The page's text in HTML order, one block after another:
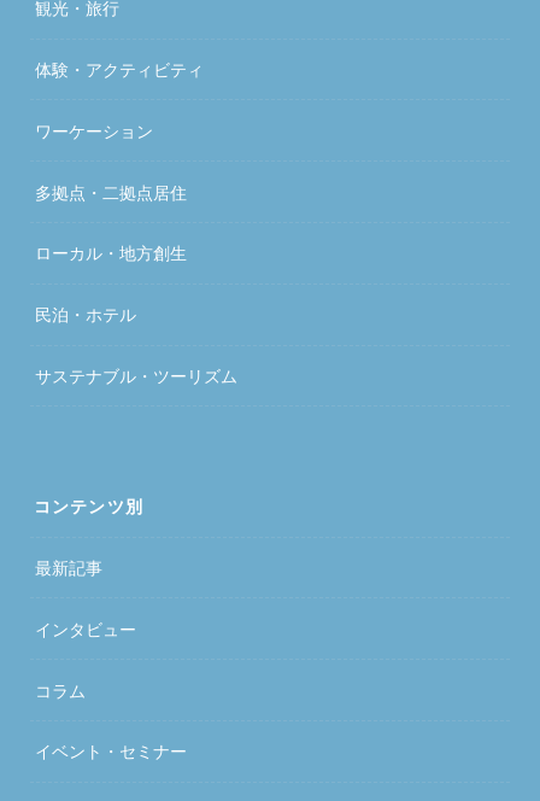
観光・旅行
体験・アクティビティ
ワーケーション
多拠点・二拠点居住
ローカル・地方創生
民泊・ホテル
サステナブル・ツーリズム
コンテンツ別
最新記事
インタビュー
コラム
イベント・セミナー